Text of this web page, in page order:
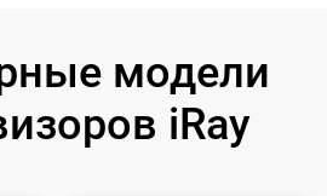
модели
iRay